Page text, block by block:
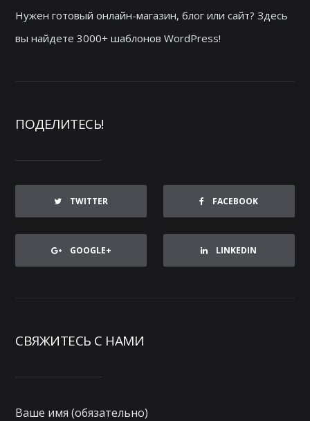
Нужен готовый онлайн-магазин, блог или сайт? Здесь
вы найдете 3000+ шаблонов WordPress!
ПОДЕЛИТЕСЬ!
TWITTER FACEBOOK
GOOGLE+ LINKEDIN
СВЯЖИТЕСЬ С НАМИ
Ваше имя (обязательно)